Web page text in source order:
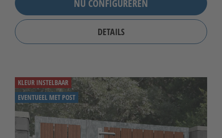
NU CONFIGUREREN
DETAILS
KLEUR INSTELBAAR
EVENTUEEL MET POST